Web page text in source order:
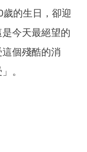
的生日，卻迎
今天最絕望的
個殘酷的消
。